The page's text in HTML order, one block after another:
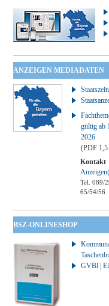
ANZEIGEN MEDIADATEN
gültig ab
2026
(PDF
Kontakt
Tel. 089/
65/54/56
BSZ-ONLINESHOP
GVBl |